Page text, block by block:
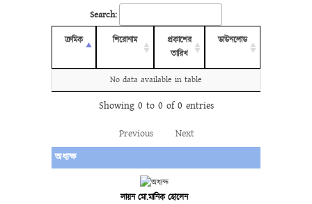
Search:
ক্রমিক শিরোনাম
প্রকাশের
তারিখ
ডাউনলোড
No data available in table
Showing 0 to 0 of 0 entries
Previous
Next
অধ্যক্ষ
লায়ন মো.মানিক হোসেন